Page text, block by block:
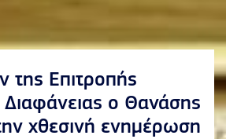
της Επιτροπής
ο Θανάσης
χθεσινή ενημέρωση